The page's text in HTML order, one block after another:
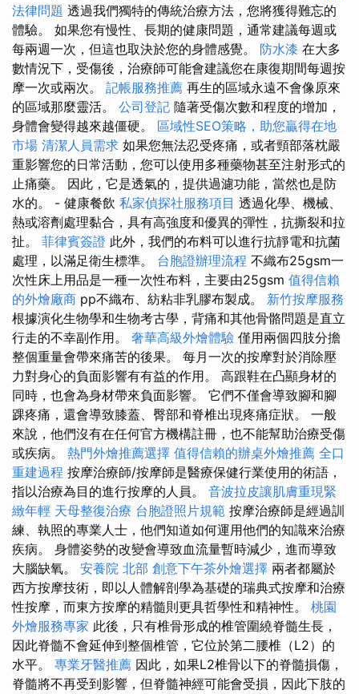
法律問題 透過我們獨特的傳統治療方法，您將獲得難忘的
體驗。 如果您有慢性、長期的健康問題，通常建議每週或
每兩週一次，但這也取決於您的身體感覺。 防水漆 在大多
數情況下，受傷後，治療師可能會建議您在康復期間每週按
摩一次或兩次。 記帳服務推薦 再生的區域永遠不會像原來
的區域那麼靈活。 公司登記 隨著受傷次數和程度的增加，
身體會變得越來越僵硬。 區域性SEO策略，助您贏得在地
市場 清潔人員需求 如果您無法忍受疼痛，或者頸部落枕嚴
重影響您的日常活動，您可以使用多種藥物甚至注射形式的
止痛藥。 因此，它是透氣的，提供過濾功能，當然也是防
水的。 - 健康餐飲 私家偵探社服務項目 透過化學、機械、
熱或溶劑處理黏合，具有高強度和優異的彈性，抗撕裂和拉
扯。 菲律賓簽證 此外，我們的布料可以進行抗靜電和抗菌
處理，以滿足衛生標準。 台胞證辦理流程 不織布25gsm一
次性床上用品是一種一次性布料，主要由25gsm 值得信賴
的外燴廠商 pp不織布、紡粘非乳膠布製成。 新竹按摩服務
根據演化生物學和生物考古學，背痛和其他骨骼問題是直立
行走的不幸副作用。 奢華高級外燴體驗 僅用兩個四肢分擔
整個重量會帶來痛苦的後果。 每月一次的按摩對於消除壓
力對身心的負面影響有有益的作用。 高跟鞋在凸顯身材的
同時，也會為身材帶來負面影響。 它們不僅會導致腳和腳
踝疼痛，還會導致膝蓋、臀部和脊椎出現疼痛症狀。 一般
來說，他們沒有在任何官方機構註冊，也不能幫助治療受傷
或疾病。 熱門外燴推薦選擇 值得信賴的辦桌外燴推薦 全口
重建過程 按摩治療師/按摩師是醫療保健行業使用的術語，
指以治療為目的進行按摩的人員。 音波拉皮讓肌膚重現緊
緻年輕 天母整復治療 台胞證照片規範 按摩治療師是經過訓
練、執照的專業人士，他們知道如何運用他們的知識來治療
疾病。 身體姿勢的改變會導致血流量暫時減少，進而導致
大腦缺氧。 安養院 北部 創意下午茶外燴選擇 兩者都屬於
西方按摩技術，即以人體解剖學為基礎的瑞典式按摩和治療
性按摩，而東方按摩的精髓則更具哲學性和精神性。 桃園
外燴服務專家 此後，只有椎骨形成的椎管圍繞脊髓生長，
因此脊髓不會延伸到整個椎管，它位於第二腰椎（L2）的
水平。 專業牙醫推薦 因此，如果L2椎骨以下的脊髓損傷，
脊髓將不再受到影響，但脊髓神經可能會受損，因此下肢的